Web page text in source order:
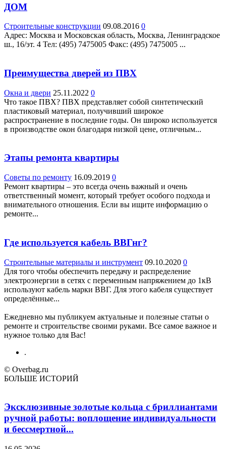
ДОМ
Строительные конструкции 09.08.2016 0
Адрес: Москва и Московская область, Москва, Ленинградское
ш., 16/эт. 4 Teл: (495) 7475005 Факс: (495) 7475005 ...
Преимущества дверей из ПВХ
Окна и двери 25.11.2022 0
Что такое ПВХ? ПВХ представляет собой синтетический
пластиковый материал, получивший широкое
распространение в последние годы. Он широко используется
в производстве окон благодаря низкой цене, отличным...
Этапы ремонта квартиры
Советы по ремонту 16.09.2019 0
Ремонт квартиры – это всегда очень важный и очень
ответственный момент, который требует особого подхода и
внимательного отношения. Если вы ищите информацию о
ремонте...
Где используется кабель ВВГнг?
Строительные материалы и инструмент 09.10.2020 0
Для того чтобы обеспечить передачу и распределение
электроэнергии в сетях с переменным напряжением до 1кВ
используют кабель марки ВВГ. Для этого кабеля существует
определённые...
Ежедневно мы публикуем актуальные и полезные статьи о
ремонте и строительстве своими руками. Все самое важное и
нужное только для Вас!
.
© Overbag.ru
БОЛЬШЕ ИСТОРИЙ
Эксклюзивные золотые кольца с бриллиантами
ручной работы: воплощение индивидуальности
и бессмертной...